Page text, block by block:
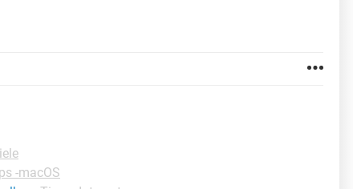
-macOS